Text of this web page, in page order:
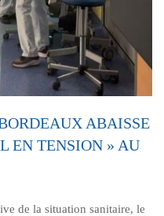
ABAISSE
EN TENSION » AU
de la situation sanitaire, le